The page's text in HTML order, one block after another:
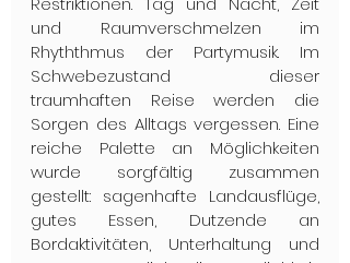
und Raumverschmelzen im
Rhyththmus der Partymusik. Im
Schwebezustand dieser
traumhaften Reise werden die
Sorgen des Alltags vergessen. Eine
reiche Palette an Möglichkeiten
wurde sorgfältig zusammen
gestellt: sagenhafte Landausflüge,
gutes Essen, Dutzende an
Bordaktivitäten, Unterhaltung und